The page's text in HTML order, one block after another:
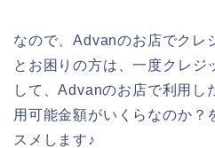
なので、Advanのお店でクレ
とお困りの方は、一度クレジ
して、Advanのお店で利用し
用可能金額がいくらなのか？
スメします♪